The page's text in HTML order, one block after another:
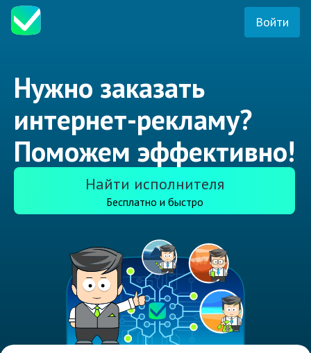
Войти
Нужно заказать
интернет-рекламу?
Поможем эффективно!
Найти исполнителя
Бесплатно и быстро